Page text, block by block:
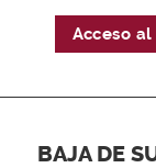
Acceso
BAJA DE